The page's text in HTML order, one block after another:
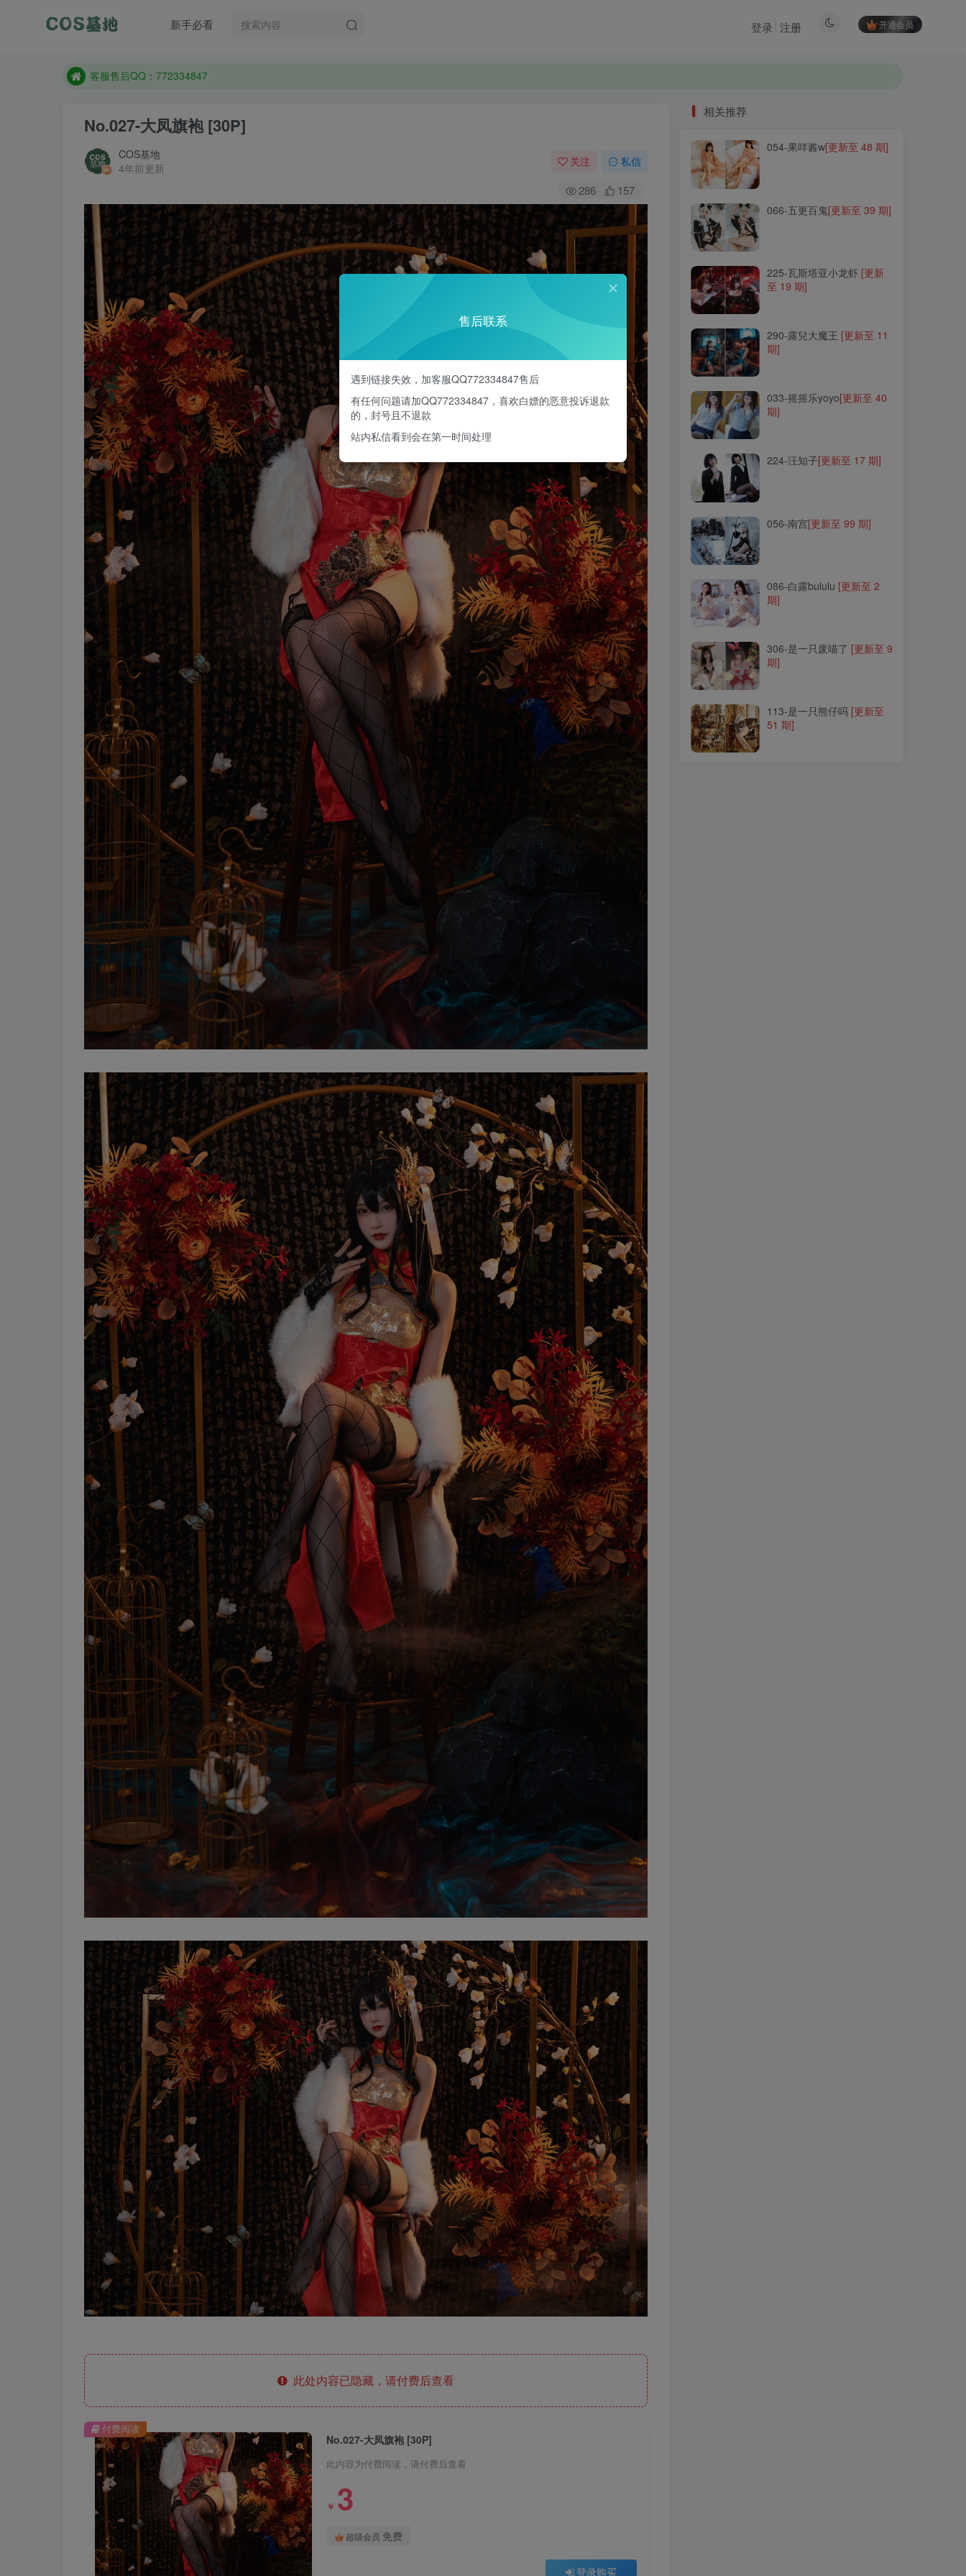
新手必看 开通会员
登录 注册
防失联：百度搜索《一七天佳》，实时查看最新站点。
遇到任何问题加客服QQ：772334847
No.027-大凤旗袍 [30P]
COS基地
4年前更新
关注 私信
286 157
此处内容已隐藏，请付费后查看
No.027-大凤旗袍 [30P]
此内容为付费阅读，请付费后查看
￥ 3
超级会员 免费
登录购买
付费阅读
290-露兒大魔王
033-摇摇乐yoyo
224-汪知子
306-是一只废喵了
113-是一只熊仔吗
相关推荐
054-果咩酱w[更新至 48 期]
066-五更百鬼[更新至 39 期]
225-瓦斯塔亚小龙虾 [更新
至 19 期]
290-露兒大魔王 [更新至 11
期]
033-摇摇乐yoyo[更新至 40
期]
224-汪知子[更新至 17 期]
056-南宫[更新至 99 期]
086-白露bululu [更新至 2
期]
306-是一只废喵了 [更新至 9
期]
113-是一只熊仔吗 [更新至
51 期]
售后联系
遇到链接失效，加客服QQ772334847售后
有任何问题请加QQ772334847，喜欢白嫖的恶意投诉退款
的，封号且不退款
站内私信看到会在第一时间处理